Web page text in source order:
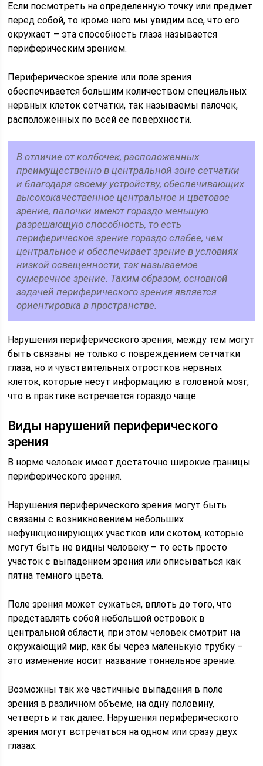
Если посмотреть на определенную точку или предмет
перед собой, то кроме него мы увидим все, что его
окружает – эта способность глаза называется
периферическим зрением.
Периферическое зрение или поле зрения
обеспечивается большим количеством специальных
нервных клеток сетчатки, так называемы палочек,
расположенных по всей ее поверхности.
В отличие от колбочек, расположенных
преимущественно в центральной зоне сетчатки
и благодаря своему устройству, обеспечивающих
высококачественное центральное и цветовое
зрение, палочки имеют гораздо меньшую
разрешающую способность, то есть
периферическое зрение гораздо слабее, чем
центральное и обеспечивает зрение в условиях
низкой освещенности, так называемое
сумеречное зрение. Таким образом, основной
задачей периферического зрения является
ориентировка в пространстве.
Нарушения периферического зрения, между тем могут
быть связаны не только с повреждением сетчатки
глаза, но и чувствительных отростков нервных
клеток, которые несут информацию в головной мозг,
что в практике встречается гораздо чаще.
Виды нарушений периферического
зрения
В норме человек имеет достаточно широкие границы
периферического зрения.
Нарушения периферического зрения могут быть
связаны с возникновением небольших
нефункционирующих участков или скотом, которые
могут быть не видны человеку – то есть просто
участок с выпадением зрения или описываться как
пятна темного цвета.
Поле зрения может сужаться, вплоть до того, что
представлять собой небольшой островок в
центральной области, при этом человек смотрит на
окружающий мир, как бы через маленькую трубку –
это изменение носит название тоннельное зрение.
Возможны так же частичные выпадения в поле
зрения в различном объеме, на одну половину,
четверть и так далее. Нарушения периферического
зрения могут встречаться на одном или сразу двух
глазах.